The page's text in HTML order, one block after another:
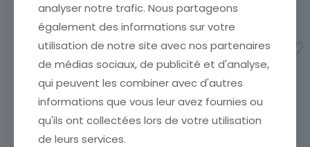
CARTE POSTALE SAINT
FARGEAU YONNE L EGLISE
ETAT VOIR SCAN Cumulez
vos achats en visitant ma
boutique afin de réduire
vos frais de port. Attendez
que nous ayons calculé les
3,50
Ajouter au panier
analyser notre trafic. Nous partageons
également des informations sur votre
utilisation de notre site avec nos partenaires
de médias sociaux, de publicité et d'analyse,
qui peuvent les combiner avec d'autres
informations que vous leur avez fournies ou
qu'ils ont collectées lors de votre utilisation
de leurs services.